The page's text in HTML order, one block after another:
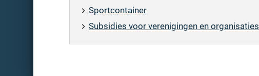
Sportcontainer
Subsidies voor verenigingen en organisaties